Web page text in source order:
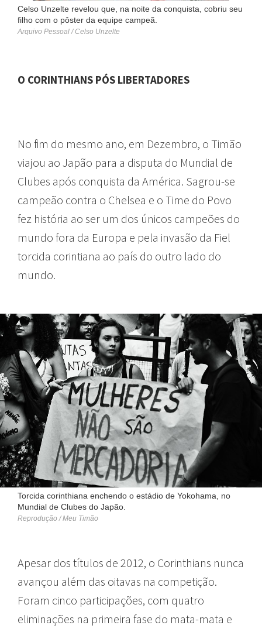
Celso Unzelte revelou que, na noite da conquista, cobriu seu
filho com o pôster da equipe campeã.
Arquivo Pessoal / Celso Unzelte
O CORINTHIANS PÓS LIBERTADORES
No fim do mesmo ano, em Dezembro, o Timão
viajou ao Japão para a disputa do Mundial de
Clubes após conquista da América. Sagrou-se
campeão contra o Chelsea e o Time do Povo
fez história ao ser um dos únicos campeões do
mundo fora da Europa e pela invasão da Fiel
torcida corintiana ao país do outro lado do
mundo.
Torcida corinthiana enchendo o estádio de Yokohama, no
Mundial de Clubes do Japão.
Reprodução / Meu Timão
Apesar dos títulos de 2012, o Corinthians nunca
avançou além das oitavas na competição.
Foram cinco participações, com quatro
eliminações na primeira fase do mata-mata e